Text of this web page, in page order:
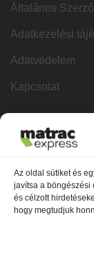
Az oldal sütiket és
javítsa a böngészési
és célzott
hogy megtudjuk
Általános
Adatkezelési
Adatvédelem
Kapcsolat
KATEGÓRIÁK
Hideghab
Vákuum